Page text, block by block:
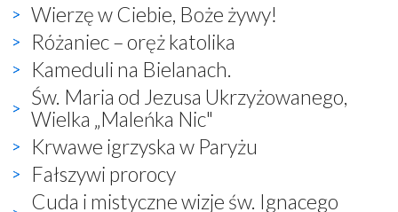
Wierzę w Ciebie, Boże żywy!
Różaniec – oręż katolika
Kameduli na Bielanach.
Św. Maria od Jezusa Ukrzyżowanego,
Wielka „Maleńka Nic"
Krwawe igrzyska w Paryżu
Fałszywi prorocy
Cuda i mistyczne wizje św. Ignacego